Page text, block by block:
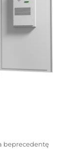
beprecedentę